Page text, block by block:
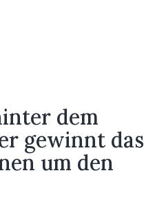
dem
gewinnt das
um den